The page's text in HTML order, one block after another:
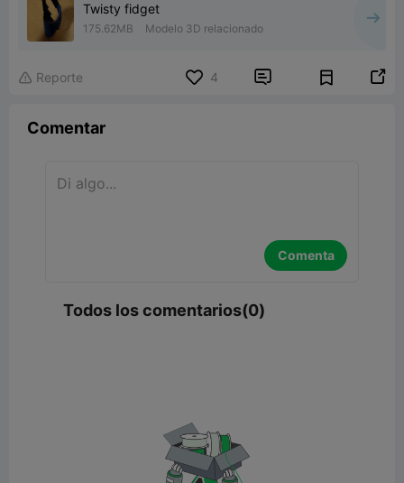
Twisty fidget
175.62MB Modelo 3D relacionado
 Reporte 4  
Comentar
Comenta
Todos los comentarios(0)